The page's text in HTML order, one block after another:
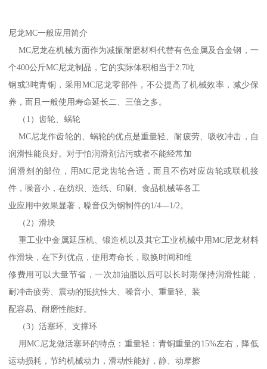
尼龙MC一般应用简介
MC尼龙在机械方面作为减振耐磨材料代替有色金属及合金钢，一
个400公斤MC尼龙制品，它的实际体积相当于2.7吨
钢或3吨青铜，采用MC尼龙零部件，不公提高了机械效率，减少保
养，而且一般使用寿命延长二、三倍之多。
（1）齿轮、蜗轮
MC尼龙作齿轮的、蜗轮的优点是重量轻、耐疲劳、吸收冲击，自
润滑性能良好。对于怕润滑剂沾污或者不能经常加
润滑剂的部位，用MC尼龙齿轮合适，而且不伤对应齿轮或联机接
件，噪音小，在纺织、造纸、印刷、食品机械等各工
业应用中效果显著，噪音仅为钢制件的1/4—1/2。
（2）滑块
重工业中金属延压机、锻造机以及其它工业机械中用MC尼龙材料
作滑块，在下列优点，使用寿命长，取换时间和维
修费用可以大量节省，一次加油脂以后可以长时期保持润滑性能，
耐冲击疲劳、震动的抵抗性大、噪音小、重量轻、装
配容易、耐磨性能好。
（3）活塞环、支撑环
用MC尼龙做活塞环的特点：重量轻：青铜重量的15%左右，降低
运动损耗，节约机械动力，滑动性能好，静、动摩擦